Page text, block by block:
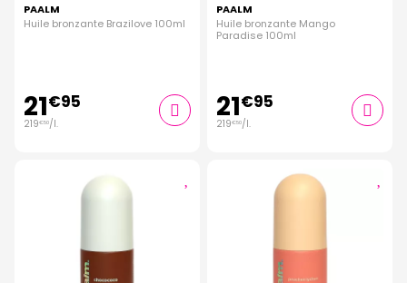
PAALM
Huile bronzante Brazilove 100ml
21€95
219€50/l.
PAALM
Huile bronzante Mango
Paradise 100ml
21€95
219€50/l.